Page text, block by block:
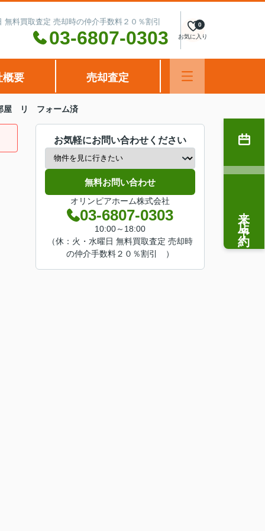
料買取査定 売却時の仲介手数料２０％割引
03-6807-0303 お気に入り
0
概要 売却査定
屋 リ フォーム済
お気軽にお問い合わせください
無料お問い合わせ
オリンピアホーム株式会社
03-6807-0303
10:00～18:00
（休：火・水曜日 無料買取査定 売却時
の仲介手数料２０％割引 ）
来店予約